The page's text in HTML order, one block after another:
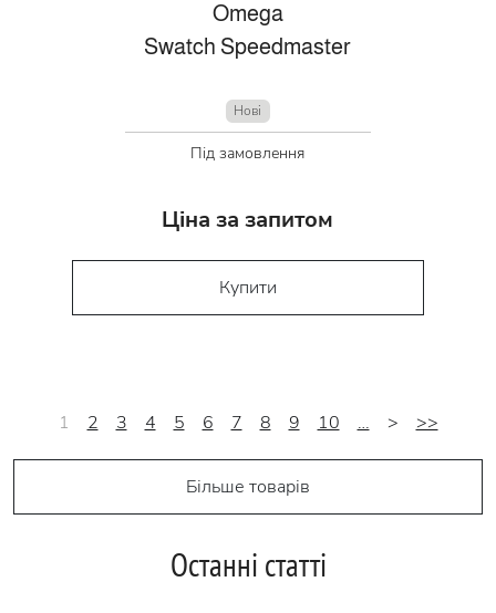
Omega
Swatch Speedmaster
Нові
Під замовлення
Ціна за запитом
Купити
1 2 3 4 5 6 7 8 9 10 … > >>
Більше товарів
Останні статті